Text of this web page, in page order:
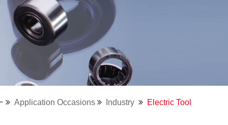
強力な技術力
良質な製品
効率的なプリセールス・アフターサ
ービス
強力な技術力
良質な製品
効率的なプリセールス・アフターサ
ービス
強力な技術力
良質な製品
効率的なプリセールス・アフターサ
ービス
Application Occasions Industry Electric Tool